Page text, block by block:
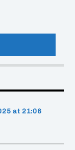
at 21:06